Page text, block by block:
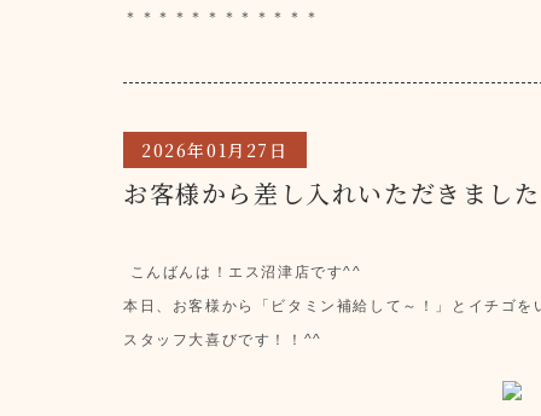
＊＊＊＊＊＊＊＊＊＊＊＊
2026年01月27日
お客様から差し入れいただきまし
こんばんは！エス沼津店です^^
本日、お客様から「ビタミン補給して～！」とイチゴを
スタッフ大喜びです！！^^